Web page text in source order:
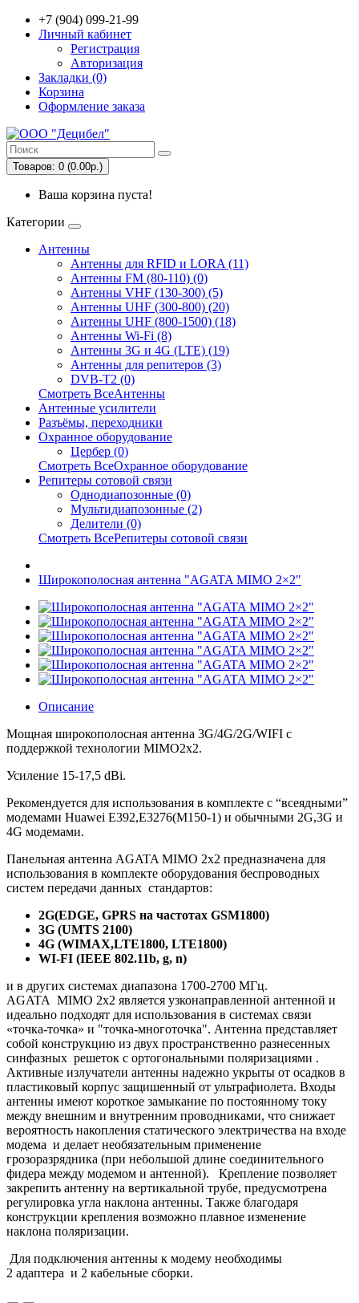
+7 (904) 099-21-99
Личный кабинет
Регистрация
Авторизация
Закладки (0)
Корзина
Оформление заказа
Товаров: 0 (0.00р.)
Ваша корзина пуста!
Категории
Антенны
Антенны для RFID и LORA (11)
Антенны FM (80-110) (0)
Антенны VHF (130-300) (5)
Антенны UHF (300-800) (20)
Антенны UHF (800-1500) (18)
Антенны Wi-Fi (8)
Антенны 3G и 4G (LTE) (19)
Антенны для репитеров (3)
DVB-T2 (0)
Смотреть ВсеАнтенны
Антенные усилители
Разъёмы, переходники
Охранное оборудование
Цербер (0)
Смотреть ВсеОхранное оборудование
Репитеры сотовой связи
Однодиапозонные (0)
Мультидиапозонные (2)
Делители (0)
Смотреть ВсеРепитеры сотовой связи
Широкополосная антенна "AGATA MIMO 2×2"
Описание
Мощная широкополосная антенна 3G/4G/2G/WIFI с
поддержкой технологии MIMO2x2.
Усиление 15-17,5 dBi.
Рекомендуется для использования в комплекте с “всеядными”
модемами Huawei Е392,E3276(М150-1) и обычными 2G,3G и
4G модемами.
Панельная антенна AGATA MIMO 2x2 предназначена для
использования в комплекте оборудования беспроводных
систем передачи данных стандартов:
2G(EDGE, GPRS на частотах GSM1800)
3G (UMTS 2100)
4G (WIMAX,LTE1800, LTE1800)
WI-FI (IEEE 802.11b, g, n)
и в других системах диапазона 1700-2700 МГц.
AGATA MIMO 2x2 является узконаправленной антенной и
идеально подходят для использования в системах связи
«точка-точка» и "точка-многоточка". Антенна представляет
собой конструкцию из двух пространственно разнесенных
синфазных решеток с ортогональными поляризациями .
Активные излучатели антенны надежно укрыты от осадков в
пластиковый корпус защишенный от ультрафиолета. Входы
антенны имеют короткое замыкание по постоянному току
между внешним и внутренним проводниками, что снижает
вероятность накопления статического электричества на входе
модема и делает необязательным применение
грозоразрядника (при небольшой длине соединительного
фидера между модемом и антенной). Крепление позволяет
закрепить антенну на вертикальной трубе, предусмотрена
регулировка угла наклона антенны. Также благодаря
конструкции крепления возможно плавное изменение
наклона поляризации.
Для подключения антенны к модему необходимы
2 адаптера и 2 кабельные сборки.